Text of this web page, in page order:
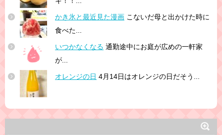
かき氷と最近見た漫画 こないだ母と出かけた時に
食べた...
いつかなくなる 通勤途中にお庭が広めの一軒家
が...
オレンジの日 4月14日はオレンジの日だそう...